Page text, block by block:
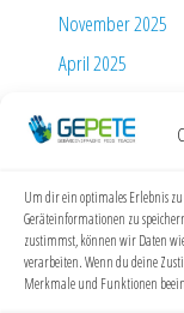
Um dir ein optimales Erlebnis
Geräteinformationen zu
zustimmst, können wir Daten
verarbeiten. Wenn du deine
Merkmale und Funktionen
November 2025
April 2025
Februar 2021
Juni 2020
April 2020